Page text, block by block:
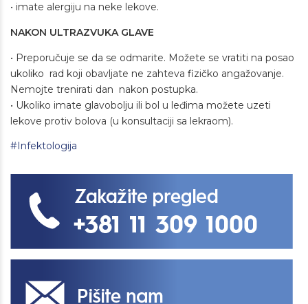
• imate alergiju na neke lekove.
NAKON ULTRAZVUKA GLAVE
• Preporučuje se da se odmarite. Možete se vratiti na posao
ukoliko rad koji obavljate ne zahteva fizičko angažovanje.
Nemojte trenirati dan nakon postupka.
• Ukoliko imate glavobolju ili bol u leđima možete uzeti
lekove protiv bolova (u konsultaciji sa lekraom).
#Infektologija